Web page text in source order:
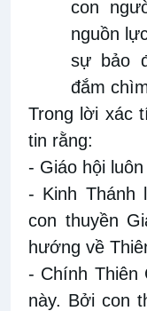
con
nguồn
sự bảo
đắm
Trong lời xác
tin rằng:
- Giáo hội
- Kinh Thánh
con thuyền
hướng về
- Chính Thiên
này. Bởi con